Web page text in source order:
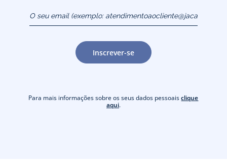
atendimentoaocliente@jacadi.pt)
Inscrever-se
Para mais informações sobre os seus dados pessoaisclique
aqui.